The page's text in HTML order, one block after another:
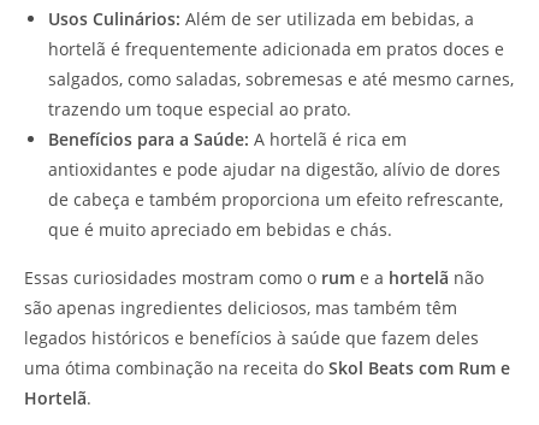
Usos Culinários: Além de ser utilizada em bebidas, a
hortelã é frequentemente adicionada em pratos doces e
salgados, como saladas, sobremesas e até mesmo carnes,
trazendo um toque especial ao prato.
Benefícios para a Saúde: A hortelã é rica em
antioxidantes e pode ajudar na digestão, alívio de dores
de cabeça e também proporciona um efeito refrescante,
que é muito apreciado em bebidas e chás.
Essas curiosidades mostram como o rum e a hortelã não
são apenas ingredientes deliciosos, mas também têm
legados históricos e benefícios à saúde que fazem deles
uma ótima combinação na receita do Skol Beats com Rum e
Hortelã.